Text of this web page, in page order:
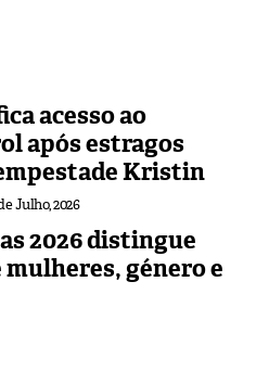
acesso ao
após estragos
Kristin
Julho, 2026
2026 distingue
género e